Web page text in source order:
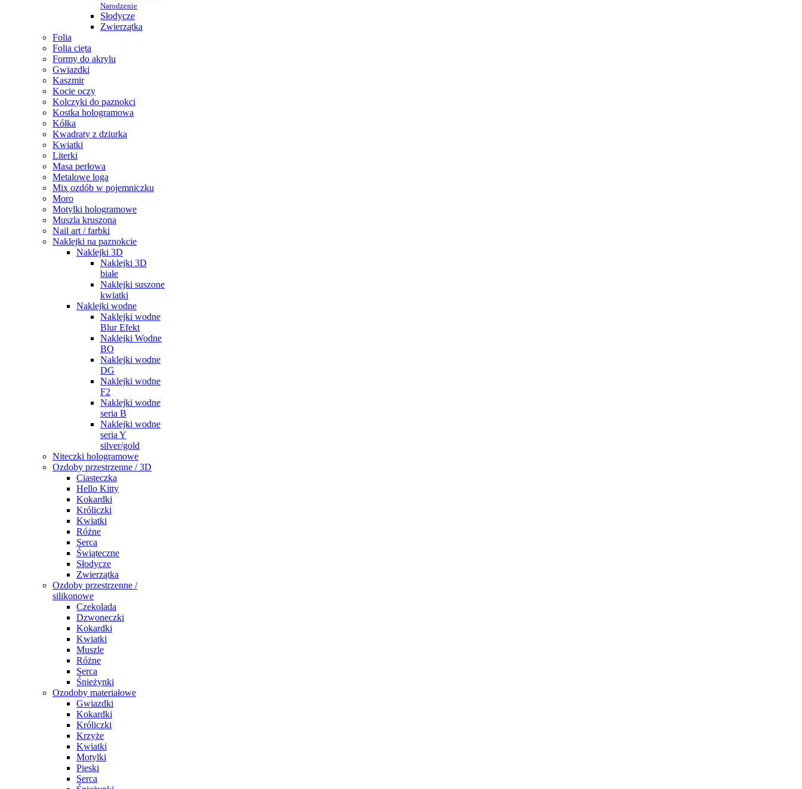
Narodzenie
Słodycze
Zwierzątka
Folia
Folia cięta
Formy do akrylu
Gwiazdki
Kaszmir
Kocie oczy
Kolczyki do paznokci
Kostka hologramowa
Kółka
Kwadraty z dziurką
Kwiatki
Literki
Masa perłowa
Metalowe loga
Mix ozdób w pojemniczku
Moro
Motylki hologramowe
Muszla kruszona
Nail art / farbki
Naklejki na paznokcie
Naklejki 3D
Naklejki 3D
białe
Naklejki suszone
kwiatki
Naklejki wodne
Naklejki wodne
Blur Efekt
Naklejki Wodne
BO
Naklejki wodne
DG
Naklejki wodne
F2
Naklejki wodne
seria B
Naklejki wodne
seria Y
silver/gold
Niteczki hologramowe
Ozdoby przestrzenne / 3D
Ciasteczka
Hello Kitty
Kokardki
Króliczki
Kwiatki
Różne
Serca
Świąteczne
Słodycze
Zwierzątka
Ozdoby przestrzenne /
silikonowe
Czekolada
Dzwoneczki
Kokardki
Kwiatki
Muszle
Różne
Serca
Śnieżynki
Ozodoby materiałowe
Gwiazdki
Kokardki
Króliczki
Krzyże
Kwiatki
Motylki
Pieski
Serca